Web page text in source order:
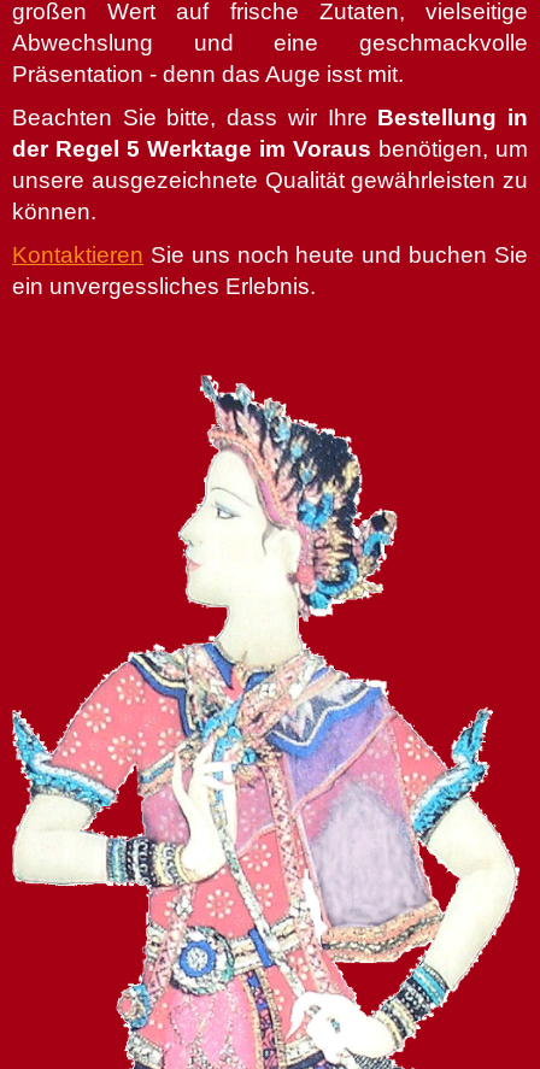
großen Wert auf frische Zutaten, vielseitige
Abwechslung und eine geschmackvolle
Präsentation - denn das Auge isst mit.
Beachten Sie bitte, dass wir Ihre Bestellung in
der Regel 5 Werktage im Voraus benötigen, um
unsere ausgezeichnete Qualität gewährleisten zu
können.
Kontaktieren Sie uns noch heute und buchen Sie
ein unvergessliches Erlebnis.